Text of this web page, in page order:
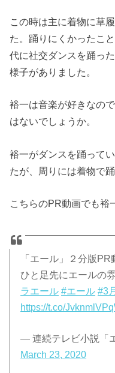
この時は主に着物に草
た。踊りにくかったこ
代に社交ダンスを踊っ
様子がありました。
裕一は音楽が好きなの
はないでしょうか。
裕一がダンスを踊って
たが、周りには着物で
こちらのPR動画でも裕
「エール」２分版
ひと足先にエールの
ラエール #エール #3
https://t.co/
— 連続テレビ小説「
March 23, 2020